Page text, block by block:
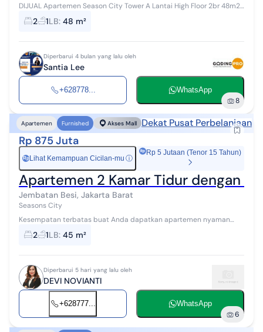
DIJUAL Apartemen Season City Tower A Lantai High Floor 2br 48m2
2 1LB: 48 m²
Diperbarui 4 bulan yang lalu oleh
Santia Lee
+628778... WhatsApp
8
Apartemen Furnished Akses Mall Dekat Pusat Perbelanjaan
Rp 875 Juta
RpLihat Kemampuan Cicilan-mu ⓘ
Rp 5 Jutaan (Tenor 15 Tahun)
Apartemen 2 Kamar Tidur dengan
Jembatan Besi, Jakarta Barat
Seasons City
Kesempatan terbatas buat Anda dapatkan apartemen nyaman
dengan return investasi tinggi di Apartemen Season City Jembatan
Besi, Jakarta Barat. Apar...
2 1LB: 45 m²
Diperbarui 5 hari yang lalu oleh
DEVI NOVIANTI
+628777... WhatsApp
6